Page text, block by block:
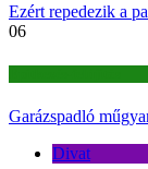
Ezért repedezik a
06
Garázspadló
Divat